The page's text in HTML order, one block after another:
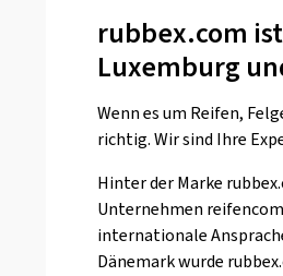
rubbex.com
Luxemburg
Wenn es um Reifen,
richtig. Wir sind Ihre
Hinter der Marke
Unternehmen reifencom
internationale
Dänemark wurde